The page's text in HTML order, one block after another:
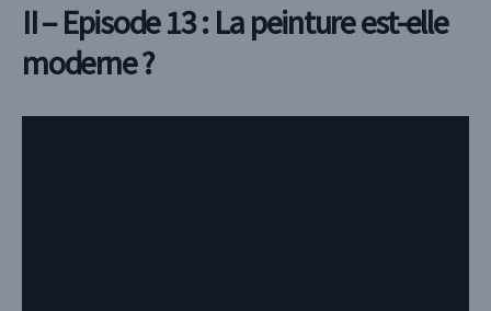
II – Episode 13 : La peinture est-elle
moderne ?